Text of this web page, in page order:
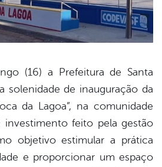
(16) a Prefeitura de Santa
solenidade de inauguração da
da Lagoa”, na comunidade
investimento feito pela gestão
objetivo estimular a prática
e proporcionar um espaço